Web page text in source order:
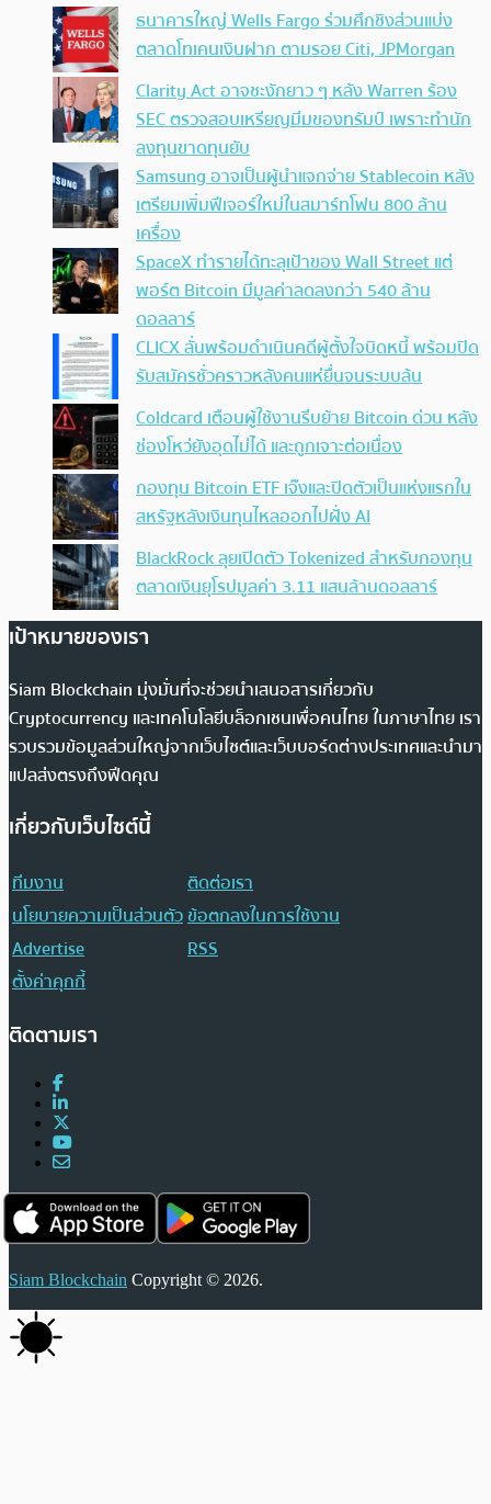
ธนาคารใหญ่ Wells Fargo ร่วมศึกชิงส่วนแบ่ง
ตลาดโทเคนเงินฝาก ตามรอย Citi, JPMorgan
Clarity Act อาจชะงักยาว ๆ หลัง Warren ร้อง
SEC ตรวจสอบเหรียญมีมของทรัมป์ เพราะทำนัก
ลงทุนขาดทุนยับ
Samsung อาจเป็นผู้นำแจกจ่าย Stablecoin หลัง
เตรียมเพิ่มฟีเจอร์ใหม่ในสมาร์ทโฟน 800 ล้าน
เครื่อง
SpaceX ทำรายได้ทะลุเป้าของ Wall Street แต่
พอร์ต Bitcoin มีมูลค่าลดลงกว่า 540 ล้าน
ดอลลาร์
CLICX ลั่นพร้อมดำเนินคดีผู้ตั้งใจบิดหนี้ พร้อมปิด
รับสมัครชั่วคราวหลังคนแห่ยื่นจนระบบล้น
Coldcard เตือนผู้ใช้งานรีบย้าย Bitcoin ด่วน หลัง
ช่องโหว่ยังอุดไม่ได้ และถูกเจาะต่อเนื่อง
กองทุน Bitcoin ETF เจ๊งและปิดตัวเป็นแห่งแรกใน
สหรัฐหลังเงินทุนไหลออกไปฝั่ง AI
BlackRock ลุยเปิดตัว Tokenized สำหรับกองทุน
ตลาดเงินยุโรปมูลค่า 3.11 แสนล้านดอลลาร์
เป้าหมายของเรา
Siam Blockchain มุ่งมั่นที่จะช่วยนำเสนอสารเกี่ยวกับ
Cryptocurrency และเทคโนโลยีบล็อกเชนเพื่อคนไทย ในภาษาไทย เรา
รวบรวมข้อมูลส่วนใหญ่จากเว็บไซต์และเว็บบอร์ดต่างประเทศและนำมา
แปลส่งตรงถึงฟีดคุณ
เกี่ยวกับเว็บไซต์นี้
ทีมงาน
ติดต่อเรา
นโยบายความเป็นส่วนตัวข้อตกลงในการใช้งาน
Advertise
RSS
ตั้งค่าคุกกี้
ติดตามเรา
Siam Blockchain Copyright © 2026.